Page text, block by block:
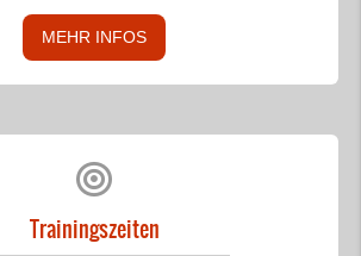
MEHR INFOS
Trainingszeiten